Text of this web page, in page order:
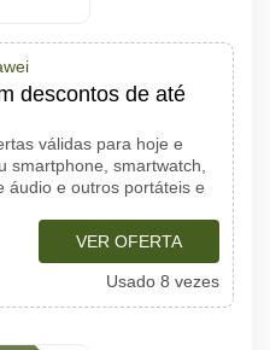
descontos de até
válidas para hoje e
smartphone, smartwatch,
áudio e outros portáteis e
VER OFERTA
Usado 8 vezes